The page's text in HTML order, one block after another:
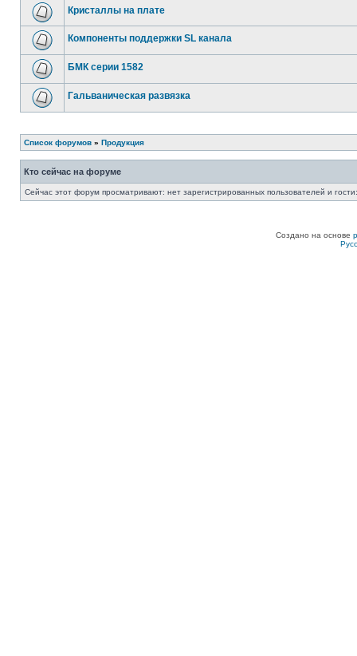
Кристаллы на плате
Компоненты поддержки SL канала
БМК серии 1582
Гальваническая развязка
Список форумов » Продукция
Кто сейчас на форуме
Сейчас этот форум просматривают: нет зарегистрированных пользователей и
Создано на основе